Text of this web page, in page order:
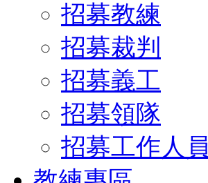
招募教練
招募裁判
招募義工
招募領隊
招募工作人員